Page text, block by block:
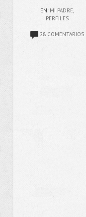
EN: MI PADRE,
PERFILES
28 COMENTARIOS